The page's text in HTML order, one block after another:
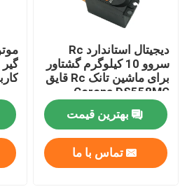
با ما تماس بگیرید
درخواست نقل قول
سرو موتور RC
دیجیتال استاندارد Rc
سروو 10 کیلوگرم گشتاور
برای ماشین تانک Rc قایق
Corona DS558MG
بهترین قیمت
تماس با ما